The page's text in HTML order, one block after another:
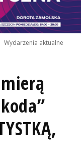
Wydarzenia aktualne